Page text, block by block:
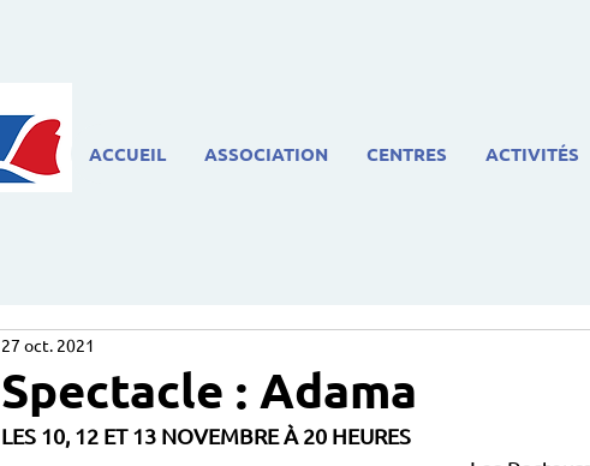
ACCUEIL ASSOCIATION CENTRES ACTIVITÉS
Spectacle : Adama
27 oct. 2021
LES 10, 12 ET 13 NOVEMBRE À 20 HEURES